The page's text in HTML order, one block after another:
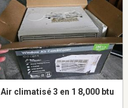
Air climatisé 3 en 1 8,000 btu